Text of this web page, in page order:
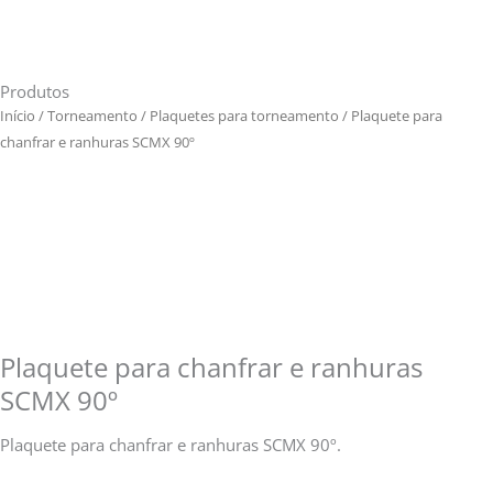
Produtos
Início /Torneamento / Plaquetes para torneamento / Plaquete para
chanfrar e ranhuras SCMX 90º
Plaquete para chanfrar e ranhuras
SCMX 90º
Plaquete para chanfrar e ranhuras SCMX 90º.